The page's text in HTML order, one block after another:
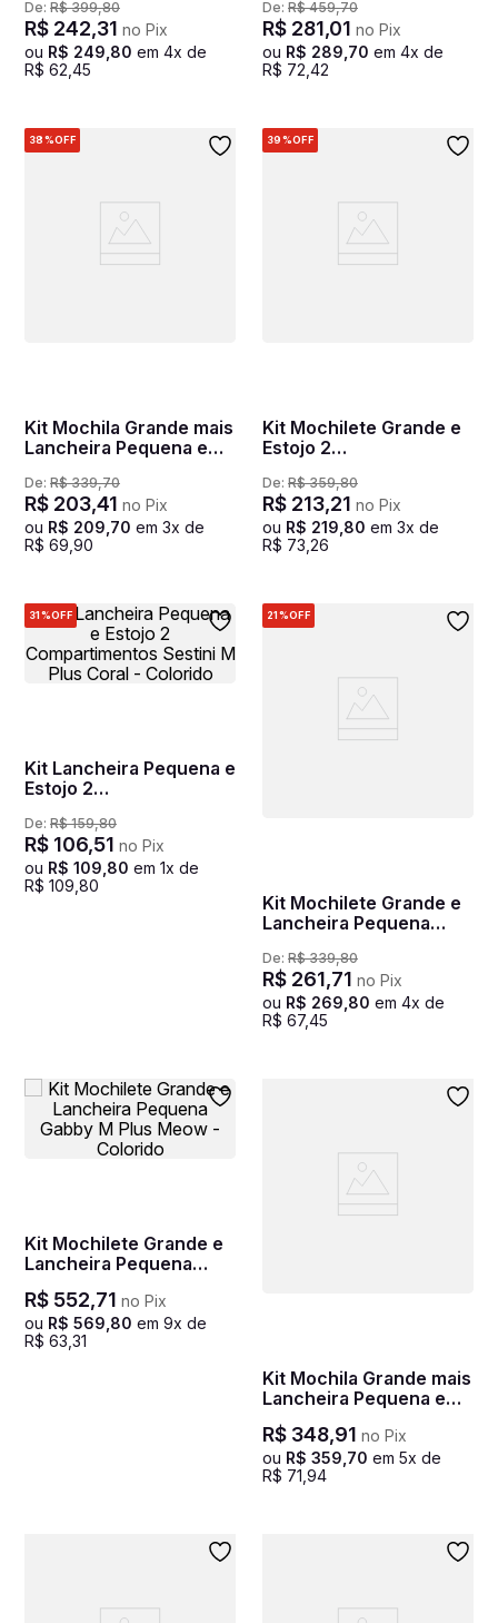
De: R$ 399,80
R$ 242,31 no Pix
ou R$ 249 80 em 4x de
R$ 62 45
Compartimentos Sestini
M Plus Coral - Colorido
De: R$ 459,70
R$ 281,01 no Pix
ou R$ 289 70 em 4x de
R$ 72 42
38%OFF
Kit Mochila Grande mais
Lancheira Pequena e
Compartimentos Sestini
M Plus Coral - Colorido
De: R$ 339,70
R$ 203,41 no Pix
ou R$ 209 70 em 3x de
R$ 69 90
39%OFF
Kit Mochilete Grande e
Estojo 2
M Plus Coral - Colorido
De: R$ 359,80
R$ 213,21 no Pix
ou R$ 219 80 em 3x de
R$ 73 26
31%OFF
Kit Lancheira Pequena e
Estojo 2
M Plus Coral - Colorido
De: R$ 159,80
R$ 106,51 no Pix
ou R$ 109 80 em 1x de
R$ 109 80
21%OFF
Kit Mochilete Grande e
Lancheira Pequena
Colorido
De: R$ 339,80
R$ 261,71 no Pix
ou R$ 269 80 em 4x de
R$ 67,45
Kit Mochilete Grande e
Lancheira Pequena
Gabby M Plus Meow -
Colorido
R$ 552,71 no Pix
ou R$ 569 80 em 9x de
R$ 63 31
Kit Mochila Grande mais
Lancheira Pequena e
Estojo 2
Compartimentos Sestini
Plus Colorido - Game 2
R$ 348,91 no Pix
ou R$ 359 70 em 5x de
R$ 71 94